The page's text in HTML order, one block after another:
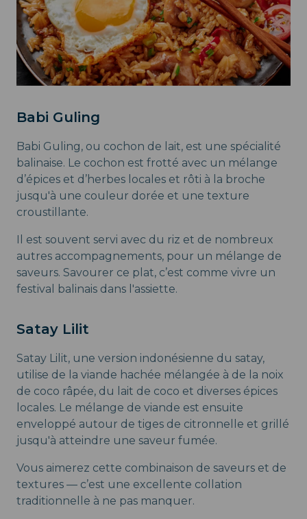
Babi Guling
Babi Guling, ou cochon de lait, est une spécialité
balinaise. Le cochon est frotté avec un mélange
d’épices et d’herbes locales et rôti à la broche
jusqu'à une couleur dorée et une texture
croustillante.
Il est souvent servi avec du riz et de nombreux
autres accompagnements, pour un mélange de
saveurs. Savourer ce plat, c’est comme vivre un
festival balinais dans l'assiette.
Satay Lilit
Satay Lilit, une version indonésienne du satay,
utilise de la viande hachée mélangée à de la noix
de coco râpée, du lait de coco et diverses épices
locales. Le mélange de viande est ensuite
enveloppé autour de tiges de citronnelle et grillé
jusqu'à atteindre une saveur fumée.
Vous aimerez cette combinaison de saveurs et de
textures — c’est une excellente collation
traditionnelle à ne pas manquer.